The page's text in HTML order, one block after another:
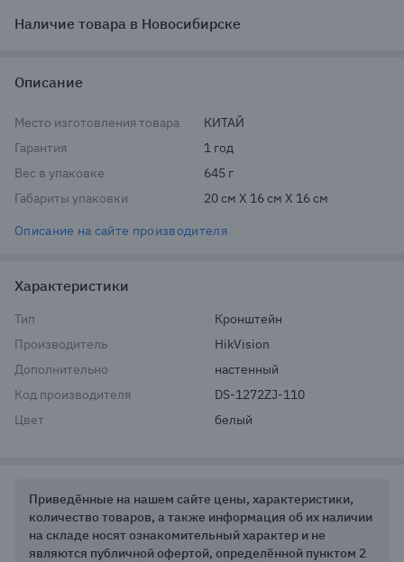
Наличие товара в Новосибирске
Описание
Место изготовления товара
КИТАЙ
Гарантия
1 год
Вес в упаковке
645 г
Габариты упаковки
20 см X 16 см X 16 см
Описание на сайте производителя
Характеристики
Тип
Кронштейн
Производитель
HikVision
Дополнительно
настенный
Код производителя
DS-1272ZJ-110
Цвет
белый
Приведённые на нашем сайте цены, характеристики,
количество товаров, а также информация об их наличии
на складе носят ознакомительный характер и не
являются публичной офертой, определённой пунктом 2